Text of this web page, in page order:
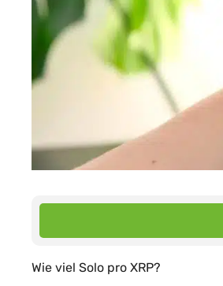
Wie viel Solo pro XRP?